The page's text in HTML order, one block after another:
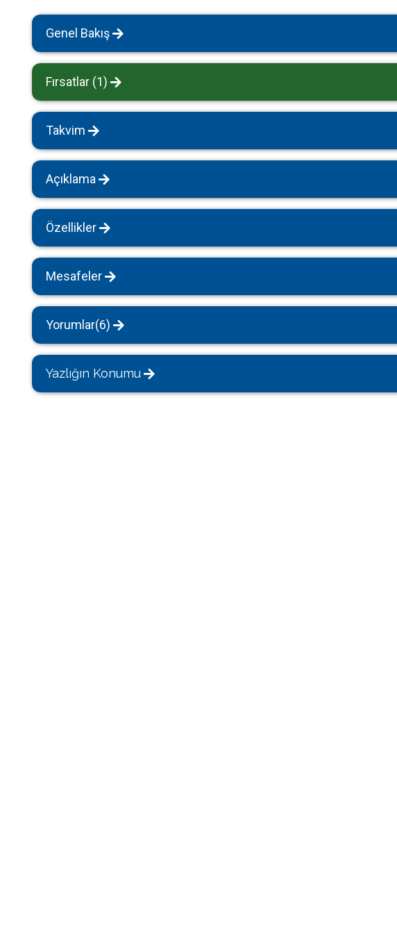
Bungalov Evler
Kahvaltı Dahil Villalar
Tüm Villalar
Genel Bakış
Fırsatlar (1)
Takvim
Açıklama
Özellikler
Mesafeler
Yorumlar(6)
Yazlığın Konumu